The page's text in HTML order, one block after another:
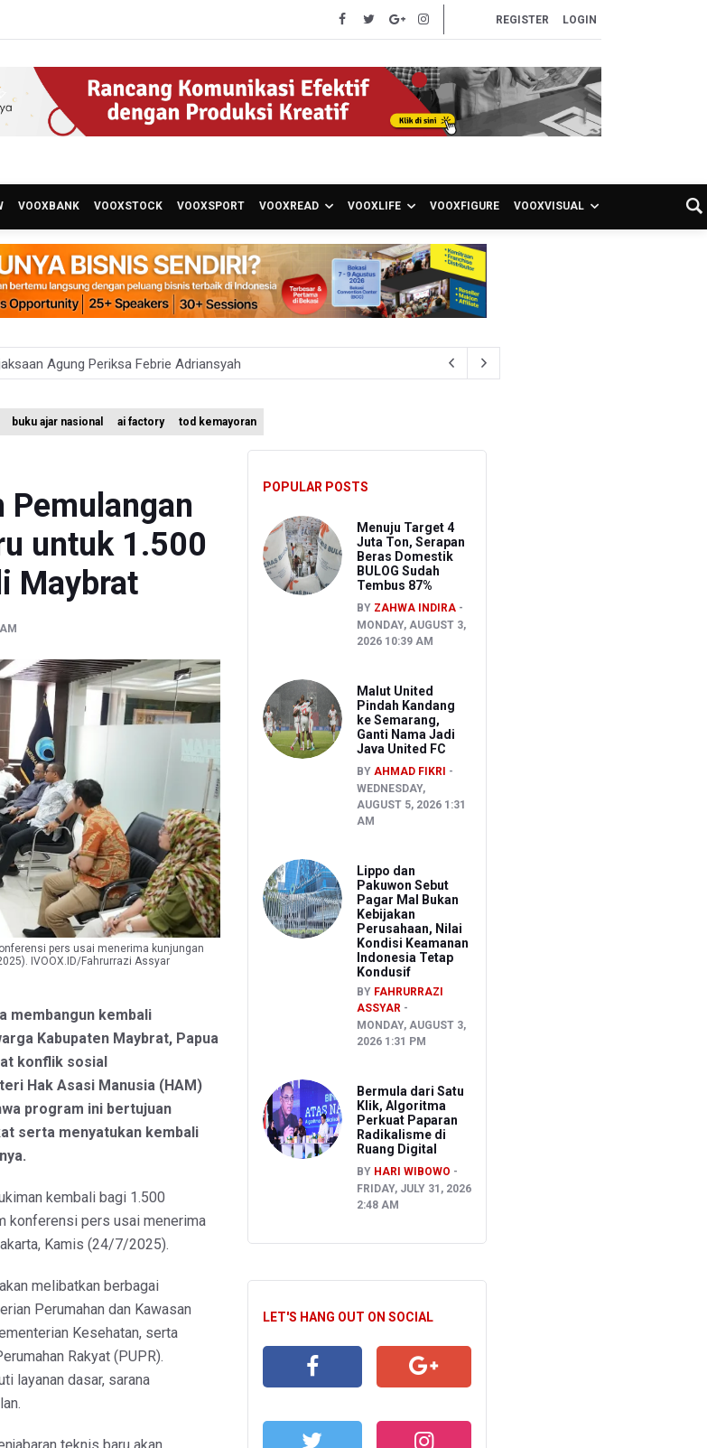
REGISTER LOGIN
VOOXBANK VOOXSTOCK VOOXSPORT VOOXREAD VOOXLIFE VOOXFIGURE VOOXVISUAL
PLTS Sepanjang Jalan Tol Trans-Jawa
BPJS Kesehatan Viral Tunggu 8 Jam karena HCU RSCM Terbatas
Yayasan Sekolah: Tak Ada Ekskul Menembak
Agung Periksa Febrie Adriansyah
buku ajar nasional ai factory tod kemayoran
Pemulangan
untuk 1.500
Maybrat
pers usai menerima kunjungan
IVOOX.ID/Fahrurrazi Assyar
membangun kembali
Kabupaten Maybrat, Papua
konflik sosial
Hak Asasi Manusia (HAM)
program ini bertujuan
serta menyatukan kembali
kembali bagi 1.500
konferensi pers usai menerima
Kamis (24/7/2025).
melibatkan berbagai
Perumahan dan Kawasan
Kesehatan, serta
Rakyat (PUPR).
layanan dasar, sarana
POPULAR POSTS
Menuju Target 4
Juta Ton, Serapan
Beras Domestik
BULOG Sudah
Tembus 87%
BY ZAHWA INDIRA
MONDAY, AUGUST 3,
2026 10:39 AM
Malut United
Pindah Kandang
ke Semarang,
Ganti Nama Jadi
Java United FC
BY AHMAD FIKRI
WEDNESDAY,
AUGUST 5, 2026 1:31
AM
Lippo dan
Pakuwon Sebut
Pagar Mal Bukan
Kebijakan
Perusahaan, Nilai
Kondisi Keamanan
Indonesia Tetap
Kondusif
BY FAHRURRAZI
ASSYAR
MONDAY, AUGUST 3,
2026 1:31 PM
Bermula dari Satu
Klik, Algoritma
Perkuat Paparan
Radikalisme di
Ruang Digital
BY HARI WIBOWO
FRIDAY, JULY 31, 2026
2:48 AM
LET'S HANG OUT ON SOCIAL